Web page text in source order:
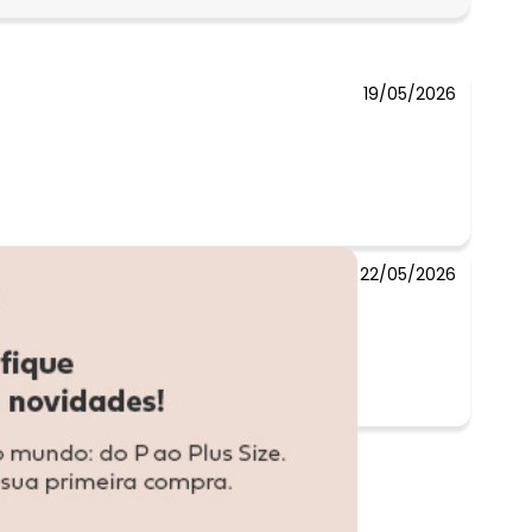
R$ 73,43
19/05/2026
22/05/2026